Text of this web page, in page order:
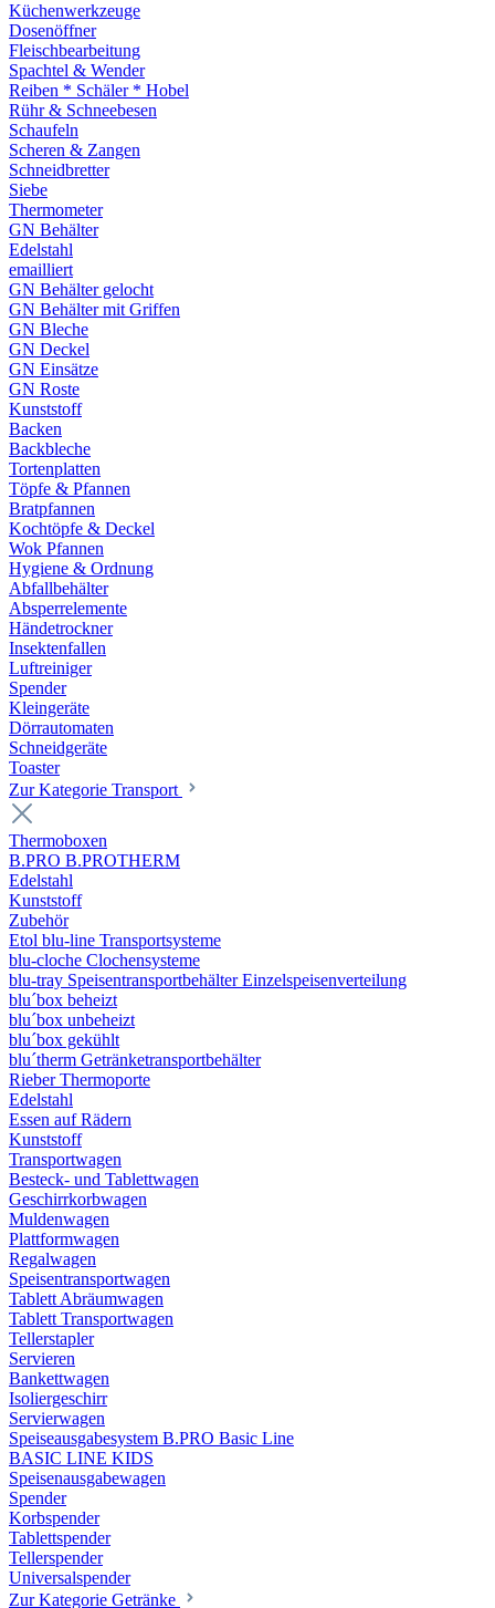
Küchenwerkzeuge
Dosenöffner
Fleischbearbeitung
Spachtel & Wender
Reiben * Schäler * Hobel
Rühr & Schneebesen
Schaufeln
Scheren & Zangen
Schneidbretter
Siebe
Thermometer
GN Behälter
Edelstahl
emailliert
GN Behälter gelocht
GN Behälter mit Griffen
GN Bleche
GN Deckel
GN Einsätze
GN Roste
Kunststoff
Backen
Backbleche
Tortenplatten
Töpfe & Pfannen
Bratpfannen
Kochtöpfe & Deckel
Wok Pfannen
Hygiene & Ordnung
Abfallbehälter
Absperrelemente
Händetrockner
Insektenfallen
Luftreiniger
Spender
Kleingeräte
Dörrautomaten
Schneidgeräte
Toaster
Zur Kategorie Transport
Thermoboxen
B.PRO B.PROTHERM
Edelstahl
Kunststoff
Zubehör
Etol blu-line Transportsysteme
blu-cloche Clochensysteme
blu-tray Speisentransportbehälter Einzelspeisenverteilung
blu´box beheizt
blu´box unbeheizt
blu´box gekühlt
blu´therm Getränketransportbehälter
Rieber Thermoporte
Edelstahl
Essen auf Rädern
Kunststoff
Transportwagen
Besteck- und Tablettwagen
Geschirrkorbwagen
Muldenwagen
Plattformwagen
Regalwagen
Speisentransportwagen
Tablett Abräumwagen
Tablett Transportwagen
Tellerstapler
Servieren
Bankettwagen
Isoliergeschirr
Servierwagen
Speiseausgabesystem B.PRO Basic Line
BASIC LINE KIDS
Speisenausgabewagen
Spender
Korbspender
Tablettspender
Tellerspender
Universalspender
Zur Kategorie Getränke